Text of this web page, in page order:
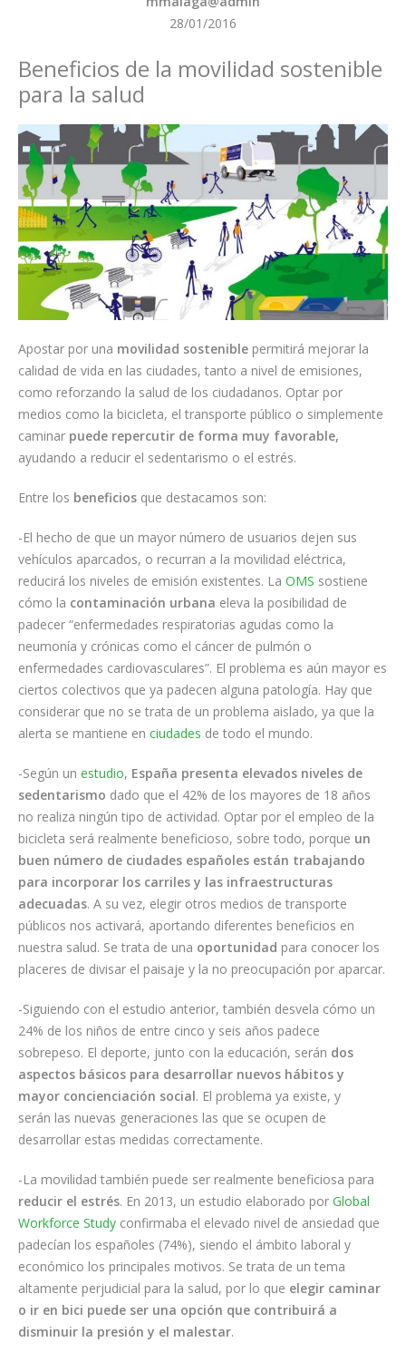
28/01/2016
Beneficios de la movilidad sostenible
para la salud
Apostar por una movilidad sostenible permitirá mejorar la
calidad de vida en las ciudades, tanto a nivel de emisiones,
como reforzando la salud de los ciudadanos. Optar por
medios como la bicicleta, el transporte público o simplemente
caminar puede repercutir de forma muy favorable,
ayudando a reducir el sedentarismo o el estrés.
Entre los beneficios que destacamos son:
-El hecho de que un mayor número de usuarios dejen sus
vehículos aparcados, o recurran a la movilidad eléctrica,
reducirá los niveles de emisión existentes. La OMS sostiene
cómo la contaminación urbana eleva la posibilidad de
padecer “enfermedades respiratorias agudas como la
neumonía y crónicas como el cáncer de pulmón o
enfermedades cardiovasculares”. El problema es aún mayor es
ciertos colectivos que ya padecen alguna patología. Hay que
considerar que no se trata de un problema aislado, ya que la
alerta se mantiene en ciudades de todo el mundo.
-Según un estudio, España presenta elevados niveles de
sedentarismo dado que el 42% de los mayores de 18 años
no realiza ningún tipo de actividad. Optar por el empleo de la
bicicleta será realmente beneficioso, sobre todo, porque un
buen número de ciudades españoles están trabajando
para incorporar los carriles y las infraestructuras
adecuadas. A su vez, elegir otros medios de transporte
públicos nos activará, aportando diferentes beneficios en
nuestra salud. Se trata de una oportunidad para conocer los
placeres de divisar el paisaje y la no preocupación por aparcar.
-Siguiendo con el estudio anterior, también desvela cómo un
24% de los niños de entre cinco y seis años padece
sobrepeso. El deporte, junto con la educación, serán dos
aspectos básicos para desarrollar nuevos hábitos y
mayor concienciación social. El problema ya existe, y
serán las nuevas generaciones las que se ocupen de
desarrollar estas medidas correctamente.
-La movilidad también puede ser realmente beneficiosa para
reducir el estrés. En 2013, un estudio elaborado por Global
Workforce Study confirmaba el elevado nivel de ansiedad que
padecían los españoles (74%), siendo el ámbito laboral y
económico los principales motivos. Se trata de un tema
altamente perjudicial para la salud, por lo que elegir caminar
o ir en bici puede ser una opción que contribuirá a
disminuir la presión y el malestar.